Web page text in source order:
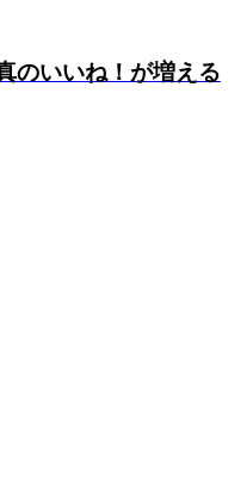
のいいね！が増える